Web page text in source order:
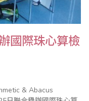
國際珠心算檢
& Abacus